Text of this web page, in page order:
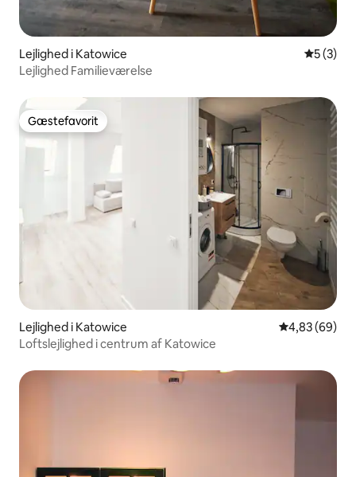
Lejlighed i Katowice 5 ud af 5
5 (3)
Lejlighed Familieværelse
Gæstefavorit
Gæstefavorit
Lejlighed i Katowice 4,83 ud af 5 i
4,83 (69)
Loftslejlighed i centrum af Katowice